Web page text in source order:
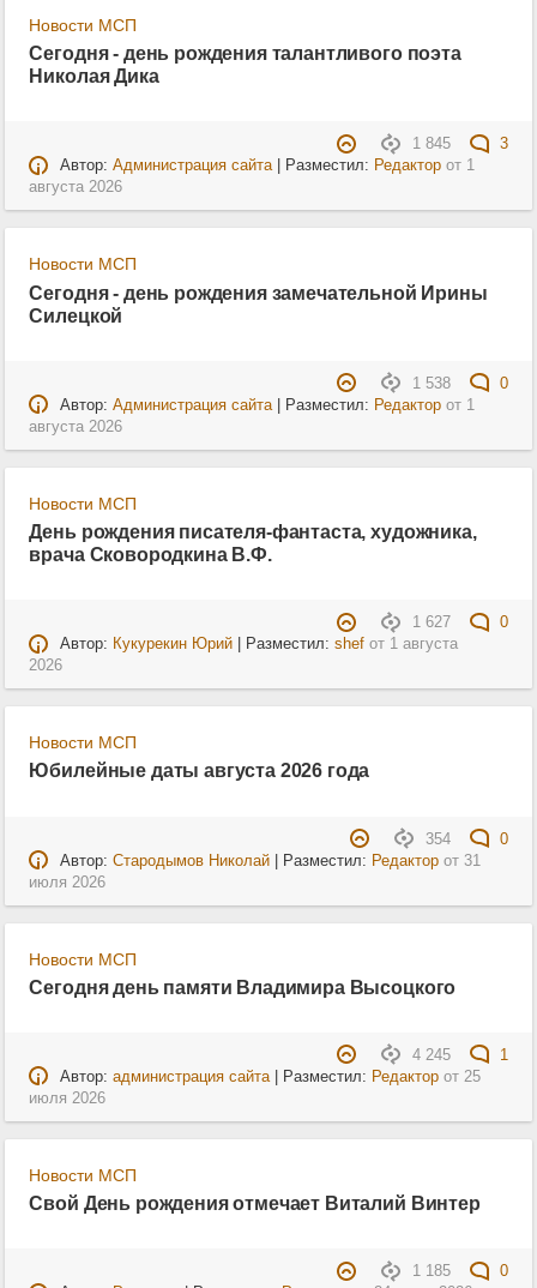
Новости МСП
Сегодня - день рождения талантливого поэта
Николая Дика
1 845
3
Автор: Администрация сайта| Разместил: Редакторот 1
августа 2026
Новости МСП
Сегодня - день рождения замечательной Ирины
Силецкой
1 538
0
Автор: Администрация сайта| Разместил: Редакторот 1
августа 2026
Новости МСП
День рождения писателя-фантаста, художника,
врача Сковородкина В.Ф.
1 627
0
Автор: Кукурекин Юрий| Разместил: shefот 1 августа
2026
Новости МСП
Юбилейные даты августа 2026 года
354
0
Автор: Стародымов Николай| Разместил: Редакторот 31
июля 2026
Новости МСП
Сегодня день памяти Владимира Высоцкого
4 245
1
Автор: администрация сайта| Разместил: Редакторот 25
июля 2026
Новости МСП
Свой День рождения отмечает Виталий Винтер
1 185
0